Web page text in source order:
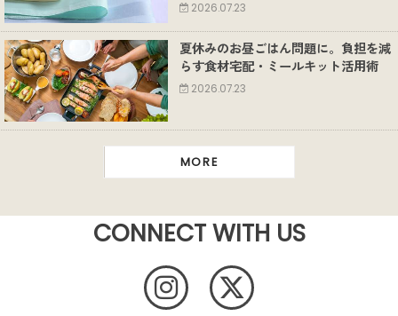
2026.07.23
夏休みのお昼ごはん問題に。負担を減
らす食材宅配・ミールキット活用術
2026.07.23
MORE
CONNECT WITH US